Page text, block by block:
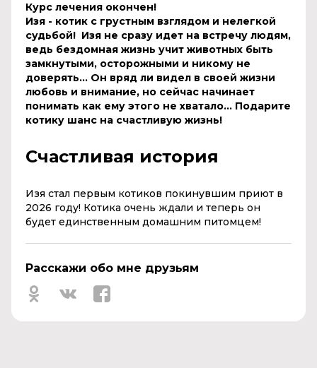
Курс лечения окончен!
Изя - котик с грустным взглядом и нелегкой
судьбой! Изя не сразу идет на встречу людям,
ведь бездомная жизнь учит животных быть
замкнутыми, осторожными и никому не
доверять... Он вряд ли видел в своей жизни
любовь и внимание, но сейчас начинает
понимать как ему этого не хватало... Подарите
котику шанс на счастливую жизнь!
Счастливая история
Изя стал первым котиков покинувшим приют в
2026 году! Котика очень ждали и теперь он
будет единственным домашним питомцем!
Расскажи обо мне друзьям